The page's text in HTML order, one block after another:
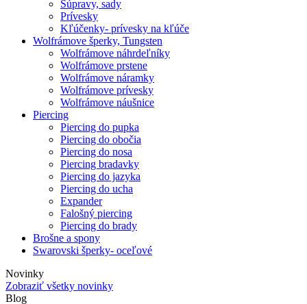
Súpravy, sady
Prívesky
Kľúčenky- prívesky na kľúče
Wolfrámove šperky, Tungsten
Wolfrámove náhrdeľníky
Wolfrámove prstene
Wolfrámove náramky
Wolfrámove prívesky
Wolfrámove náušnice
Piercing
Piercing do pupka
Piercing do obočia
Piercing do nosa
Piercing bradavky
Piercing do jazyka
Piercing do ucha
Expander
Falošný piercing
Piercing do brady
Brošne a spony
Swarovski šperky- oceľové
Novinky
Zobraziť všetky novinky
Blog